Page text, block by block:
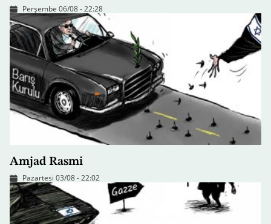
Perşembe 06/08 - 22:28
Amjad Rasmi
Pazartesi 03/08 - 22:02